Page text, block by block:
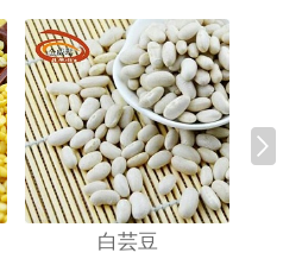
白芸豆